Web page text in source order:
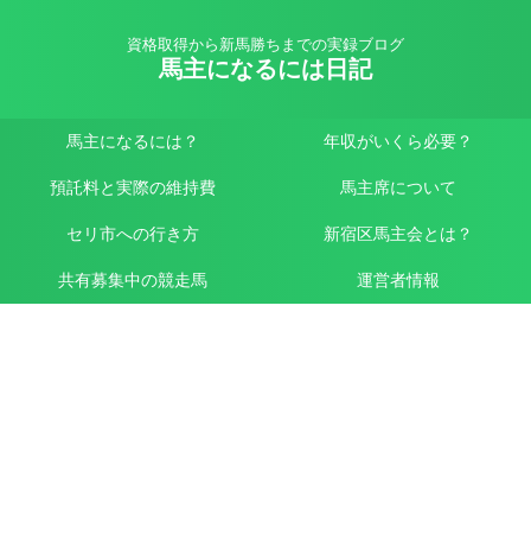
資格取得から新馬勝ちまでの実録ブログ
馬主になるには日記
馬主になるには？ 年収がいくら必要？
預託料と実際の維持費 馬主席について
セリ市への行き方 新宿区馬主会とは？
共有募集中の競走馬 運営者情報